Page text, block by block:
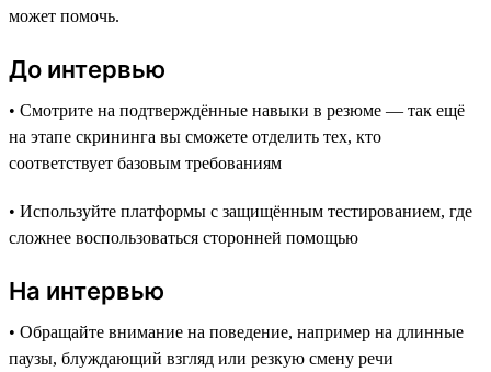
может помочь.
До интервью
• Смотрите на подтверждённые навыки в резюме — так ещё
на этапе скрининга вы сможете отделить тех, кто
соответствует базовым требованиям
• Используйте платформы с защищённым тестированием, где
сложнее воспользоваться сторонней помощью
На интервью
• Обращайте внимание на поведение, например на длинные
паузы, блуждающий взгляд или резкую смену речи